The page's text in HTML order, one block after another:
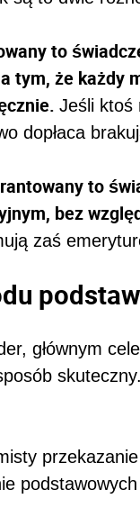
to
tym, że każdy
Jeśli ktoś
dopłaca
to
bez
zaś
głównym